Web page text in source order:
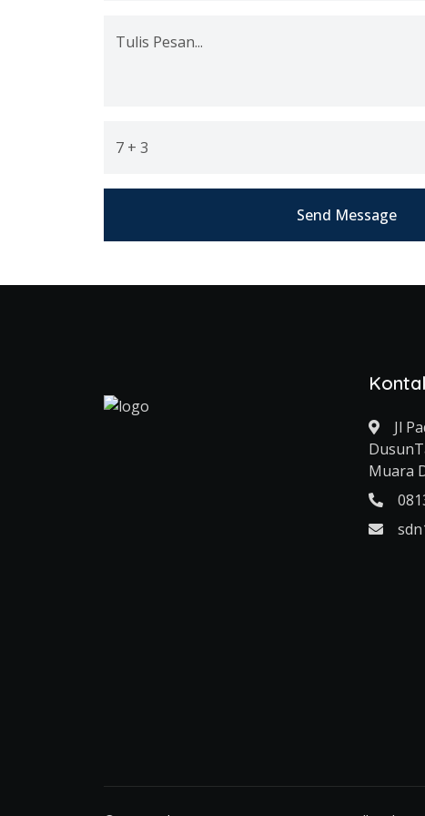
Tulis Pesan...
7 + 3
Send Message
Jl
Muara